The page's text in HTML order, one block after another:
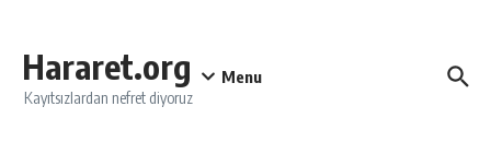
Hararet.org
Kayıtsızlardan nefret diyoruz
Menu